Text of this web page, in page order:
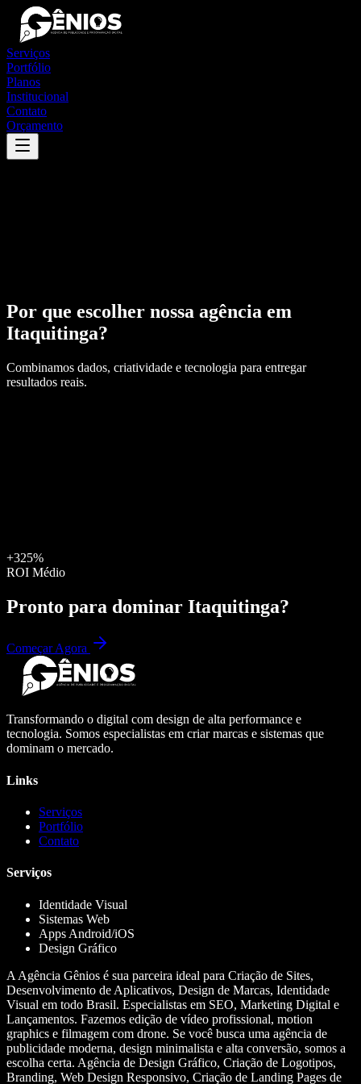
Serviços
Portfólio
Planos
Institucional
Contato
Orçamento
Por que escolher nossa agência em
Itaquitinga?
Combinamos dados, criatividade e tecnologia para entregar
resultados reais.
+325%
ROI Médio
Pronto para dominar Itaquitinga?
Começar Agora
Transformando o digital com design de alta performance e
tecnologia. Somos especialistas em criar marcas e sistemas que
dominam o mercado.
Links
Serviços
Portfólio
Contato
Serviços
Identidade Visual
Sistemas Web
Apps Android/iOS
Design Gráfico
A Agência Gênios é sua parceira ideal para Criação de Sites,
Desenvolvimento de Aplicativos, Design de Marcas, Identidade
Visual em todo Brasil. Especialistas em SEO, Marketing Digital e
Lançamentos. Fazemos edição de vídeo profissional, motion
graphics e filmagem com drone. Se você busca uma agência de
publicidade moderna, design minimalista e alta conversão, somos a
escolha certa. Agência de Design Gráfico, Criação de Logotipos,
Branding, Web Design Responsivo, Criação de Landing Pages de